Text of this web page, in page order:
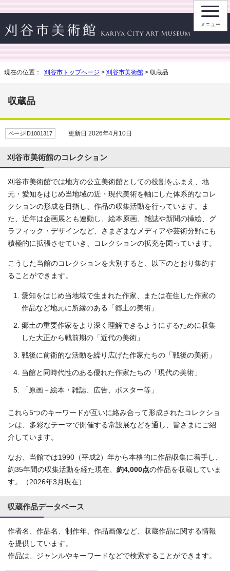
メニュー
現在の位置： 刈谷市トップページ > 刈谷市美術館 > 収蔵品
収蔵品
ページID1001317 更新日 2026年4月10日
刈谷市美術館のコレクション
刈谷市美術館では地方の公立美術館としての役割をふまえ、地
元・愛知をはじめ当地域の近・現代美術を軸にした体系的なコレ
クションの形成を目指し、作品の収集活動を行っています。ま
た、近年は企画展とも連動し、絵本原画、雑誌や新聞の挿絵、グ
ラフィック・デザインなど、さまざまなメディアや芸術分野にも
積極的に拡張させていき、コレクションの拡充を図っています。
こうした当館のコレクションを大別すると、以下のとおり集約す
ることができます。
愛知をはじめ当地域で生まれた作家、または在住した作家の
作品など地元に所縁のある「郷土の美術」
郷土の重要作家をより深く理解できるようにするために収集
した大正から戦前期の「近代の美術」
戦後に前衛的な活動を繰り広げた作家たちの「戦後の美術」
当館と同時代性のある優れた作家たちの「現代の美術」
「原画－絵本・雑誌、広告、ポスター等」
これら5つのキーワードが互いに絡み合って形成されたコレクショ
ンは、多彩なテーマで開催する常設展などを通し、皆さまにご紹
介しています。
なお、当館では1990（平成2）年から本格的に作品収集に着手し、
約35年間の収集活動を経た現在、 約4,000点の作品を収蔵していま
す。（2026年3月現在）
収蔵作品データベース
作者名、作品名、制作年、作品画像など、収蔵作品に関する情報
を提供しています。
作品は、ジャンルやキーワードなどで検索することができます。